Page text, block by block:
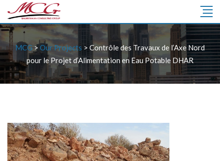
MCG > Our Projects >Contrôle des Travaux de l’Axe Nord
pour le Projet d’Alimentation en Eau Potable DHAR